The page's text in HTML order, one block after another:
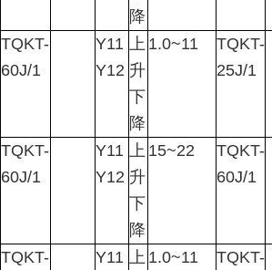
降
TQKT-
60J/1
Y11
Y12
上
升
下
降
1.0~11
TQKT-
25J/1
TQKT-
60J/1
Y11
Y12
上
升
下
降
15~22
TQKT-
60J/1
TQKT-
Y11 上 1.0~11
TQKT-